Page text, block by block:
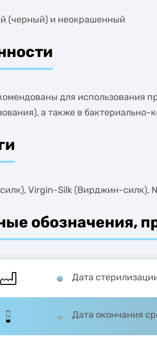
(черный) и неокрашенный
для использования
а также в
Virgin-Silk (Вирджин-силк),
обозначения,
Дата
Дата окончания